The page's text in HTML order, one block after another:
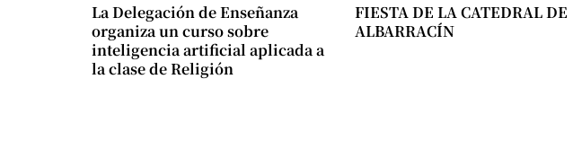
La Delegación de Enseñanza
organiza un curso sobre
inteligencia artificial aplicada a
la clase de Religión
FIESTA DE LA CATEDRAL DE
ALBARRACÍN